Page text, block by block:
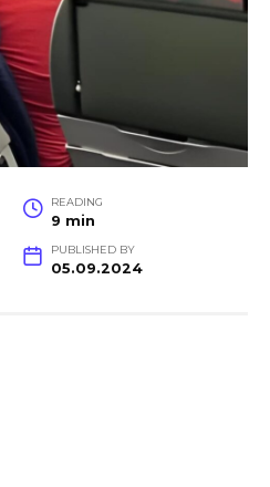
READING
9 min
PUBLISHED BY
05.09.2024